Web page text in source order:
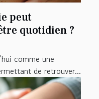
peut
quotidien ?
comme une
de retrouver...